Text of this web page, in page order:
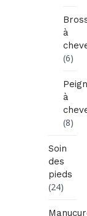
à
(6)
à
(8)
Soin
des
pieds
(24)